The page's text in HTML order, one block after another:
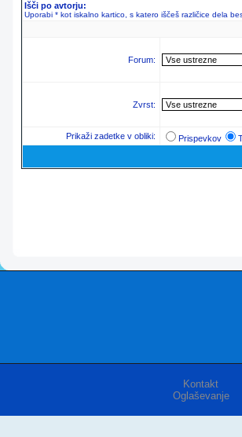
Išči po avtorju:
Uporabi * kot iskalno kartico, s katero iščeš različice dela
Forum:
Zvrst:
Prikaži zadetke v obliki: Prispevkov
Kontakt
Oglaševanje